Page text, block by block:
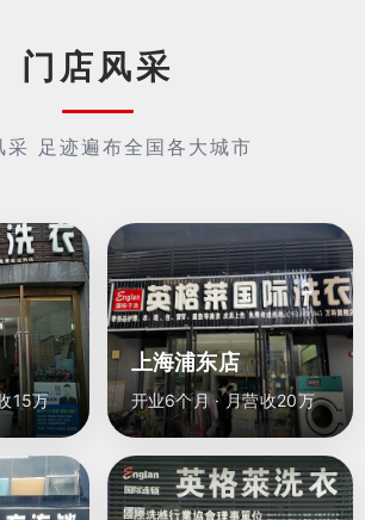
门店风采
采 足迹遍布全国各大城市
15万
上海浦东店
开业6个月 · 月营收20万